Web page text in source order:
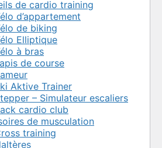
de cardio training
d’appartement
de biking
Elliptique
à bras
de course
Aktive Trainer
– Simulateur escaliers
cardio club
de musculation
training